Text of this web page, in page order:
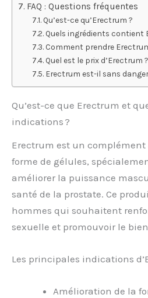
FAQ : Questions fréquentes
Qu’est-ce qu’Erectrum ?
Quels ingrédients contient
Comment prendre
Quel est le prix d’Erectrum ?
Erectrum est-il sans
Qu’est-ce que Erectrum et
indications ?
Erectrum est un
forme de gélules,
améliorer la puissance
santé de la prostate. Ce
hommes qui souhaitent
sexuelle et promouvoir le
Les principales indications
Amélioration de la